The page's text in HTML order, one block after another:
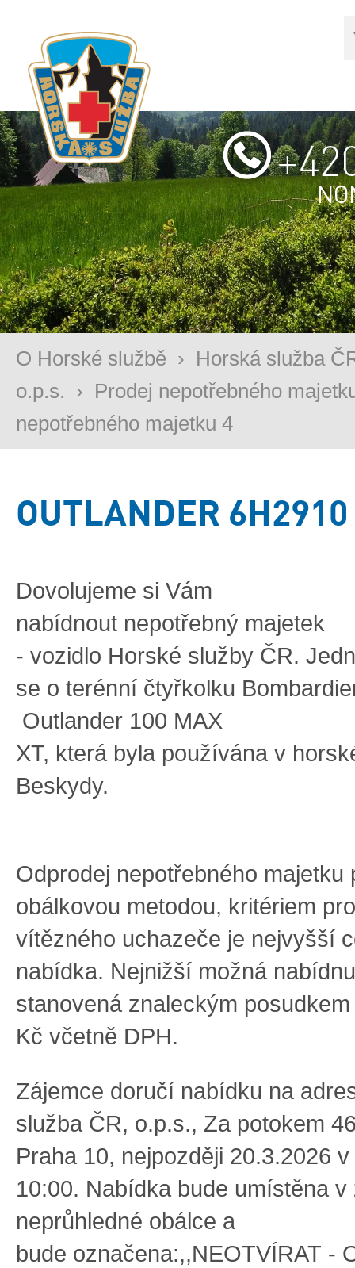
O Horské službě › Horská služba
o.p.s. › Prodej nepotřebného
nepotřebného majetku 4
OUTLANDER 6H2910
Dovolujeme si Vám
nabídnout nepotřebný majetek
- vozidlo Horské služby ČR.
se o terénní čtyřkolku
Outlander 100 MAX
XT, která byl a používána v
Beskydy.
Odprodej nepotřebného majetku
obálkovou metodou, kritériem
vítězného uchazeče je nejvyšší
nabídka. Nejnižší možná
stanovená znaleckým
Kč včetně DPH.
Zájemce doručí nabídku na
služba ČR, o.p.s., Za potokem
Praha 10, nejpozději 20.3.2026 v
10:00. Nabídka bude umístěna v
neprůhledné obálce a
bude označena:,,NEOTVÍRAT -